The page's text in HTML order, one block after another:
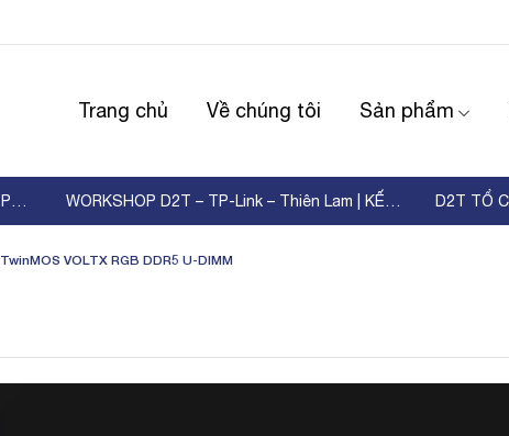
Trang chủ Về chúng tôi Sản phẩm
MÀN HÌNH TƯƠNG TÁC HIKVISION – GIẢI PHÁP HIỂN ... WORKSHOP D2T – TP-Link – Thiên Lam | KẾT NỐI ...
TwinMOS VOLTX RGB DDR5 U-DIMM